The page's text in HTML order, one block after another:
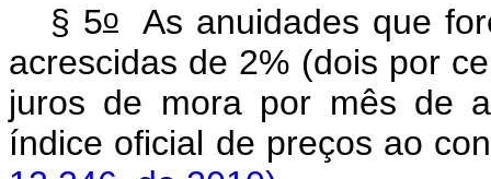
§ 5oAs anuidades que
acrescidas de 2% (dois por
juros de mora por mês de
índice oficial de preços